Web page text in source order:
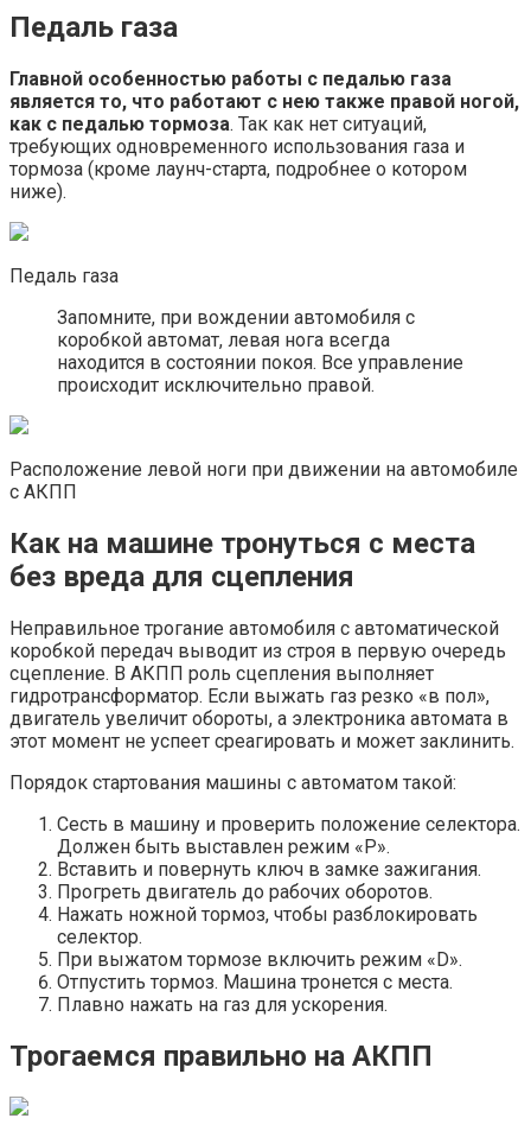
Педаль газа
Главной особенностью работы с педалью газа
является то, что работают с нею также правой ногой,
как с педалью тормоза. Так как нет ситуаций,
требующих одновременного использования газа и
тормоза (кроме лаунч-старта, подробнее о котором
ниже).
Педаль газа
Запомните, при вождении автомобиля с
коробкой автомат, левая нога всегда
находится в состоянии покоя. Все управление
происходит исключительно правой.
Расположение левой ноги при движении на автомобиле
с АКПП
Как на машине тронуться с места
без вреда для сцепления
Неправильное трогание автомобиля с автоматической
коробкой передач выводит из строя в первую очередь
сцепление. В АКПП роль сцепления выполняет
гидротрансформатор. Если выжать газ резко «в пол»,
двигатель увеличит обороты, а электроника автомата в
этот момент не успеет среагировать и может заклинить.
Порядок стартования машины с автоматом такой:
Сесть в машину и проверить положение селектора.
Должен быть выставлен режим «Р».
Вставить и повернуть ключ в замке зажигания.
Прогреть двигатель до рабочих оборотов.
Нажать ножной тормоз, чтобы разблокировать
селектор.
При выжатом тормозе включить режим «D».
Отпустить тормоз. Машина тронется с места.
Плавно нажать на газ для ускорения.
Трогаемся правильно на АКПП